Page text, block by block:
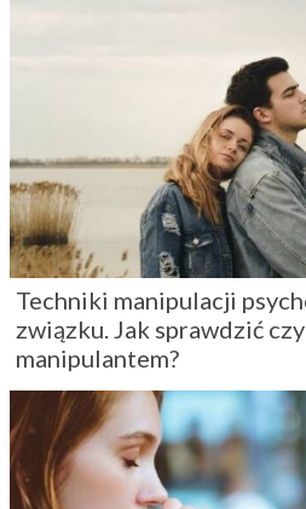
Techniki manipulacji
związku. Jak sprawdzić
manipulantem?